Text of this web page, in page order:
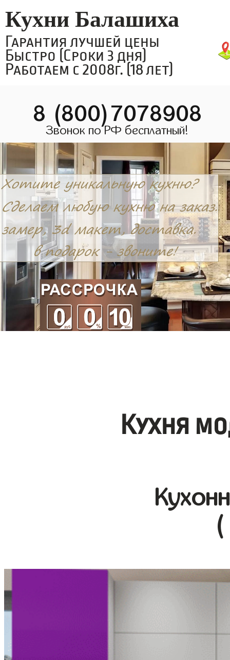
Кухни Балашиха
Гарантия лучшей цены
Быстро (Сроки 3 дня)
Работаем с 2008г. (18 лет)
8 (800)7078908
Звонок по РФ бесплатный!
Кухня
(